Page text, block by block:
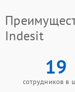
Indesit
19
сотрудников в